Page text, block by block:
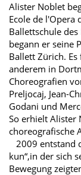
Alister Noblet
Ecole de l'Opera
Ballettschule
begann er seine
Ballett Zürich.
anderem in
Choreografien
Preljocaj, Jean-
Godani und
So erhielt Alister
choreografische
2009 entstand
kun“,in der sich
Bewegung